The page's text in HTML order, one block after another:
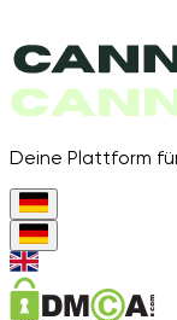
Deine Plattform